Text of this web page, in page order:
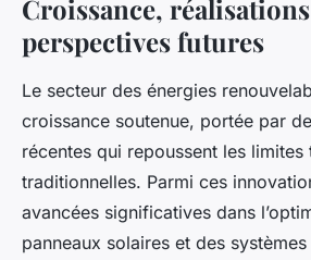
Croissance,
perspectives futures
Le secteur des énergies
croissance soutenue, portée par
récentes qui repoussent les
traditionnelles. Parmi ces
avancées significatives dans
panneaux solaires et des